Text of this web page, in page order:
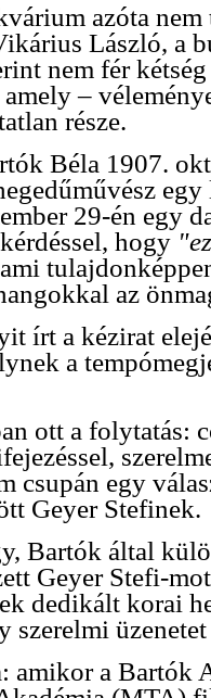
azóta nem
László, a
nem fér
–
része.
Béla 1907.
29-én egy
hogy
az
írt a kézirat
a
ott a folytatás:
csupán egy
Geyer Stefinek.
Bartók által
Geyer Stefi-
dedikált korai
szerelmi
amikor a Bartók